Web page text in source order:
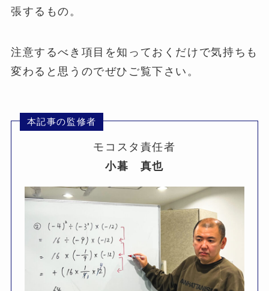
張するもの。
注意するべき項目を知っておくだけで気持ちも
変わると思うのでぜひご覧下さい。
本記事の監修者
モコスタ責任者
小暮 真也